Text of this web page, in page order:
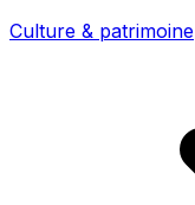
Culture & patrimoine